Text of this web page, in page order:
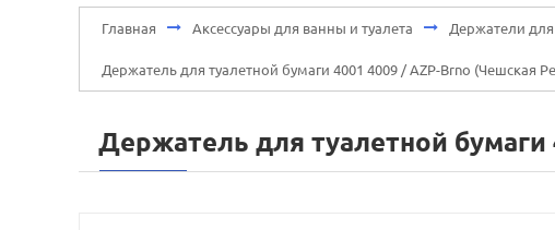
Главная Аксессуары для ванны и туалета Держатели для
Держатель для туалетной бумаги 4001 4009 / AZP-Brno (Чешская
Держатель для туалетной бумаги